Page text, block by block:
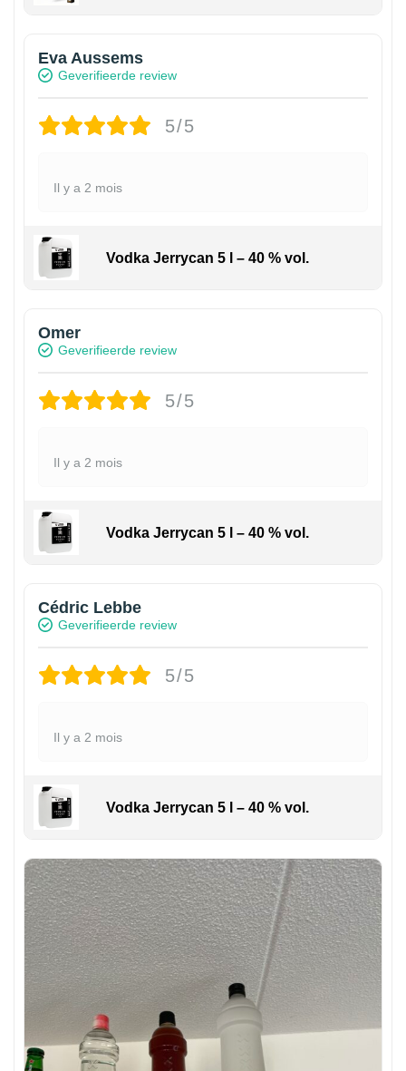
Eva Aussems
Geverifieerde review
5/5
Il y a 2 mois
Vodka Jerrycan 5 l – 40 % vol.
Omer
Geverifieerde review
5/5
Il y a 2 mois
Vodka Jerrycan 5 l – 40 % vol.
Cédric Lebbe
Geverifieerde review
5/5
Il y a 2 mois
Vodka Jerrycan 5 l – 40 % vol.